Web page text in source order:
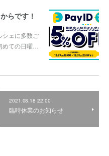
らです！
シェに多数ご
ての日曜…
2021.08.18 22:00
臨時休業のお知らせ